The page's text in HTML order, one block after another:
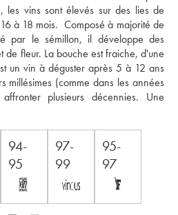
les vins sont élevés sur des lies de
à 18 mois.  Composé à majorité de
par le sémillon, il développe des
de fleur. La bouche est fraiche, d'une
un vin à déguster après 5 à 12 ans
millésimes (comme dans les années
plusieurs décennies. Une
94-
95
97-
99
95-
97